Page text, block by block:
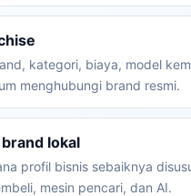
kategori, biaya, model
menghubungi brand resmi.
lokal
profil bisnis sebaiknya
mesin pencari, dan AI.